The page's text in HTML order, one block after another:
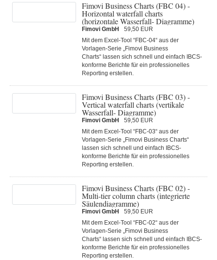
Fimovi Business Charts (FBC 04) -
Horizontal waterfall charts
(horizontale Wasserfall- Diagramme)
Fimovi GmbH
59,50 EUR
Mit dem Excel-Tool “FBC-04“ aus der
Vorlagen-Serie „Fimovi Business
Charts“ lassen sich schnell und einfach IBCS-
konforme Berichte für ein professionelles
Reporting erstellen.
Fimovi Business Charts (FBC 03) -
Vertical waterfall charts (vertikale
Wasserfall- Diagramme)
Fimovi GmbH
59,50 EUR
Mit dem Excel-Tool “FBC-03“ aus der
Vorlagen-Serie „Fimovi Business Charts“
lassen sich schnell und einfach IBCS-
konforme Berichte für ein professionelles
Reporting erstellen.
Fimovi Business Charts (FBC 02) -
Multi-tier column charts (integrierte
Säulendiagramme)
Fimovi GmbH
59,50 EUR
Mit dem Excel-Tool “FBC-02“ aus der
Vorlagen-Serie „Fimovi Business
Charts“ lassen sich schnell und einfach IBCS-
konforme Berichte für ein professionelles
Reporting erstellen.